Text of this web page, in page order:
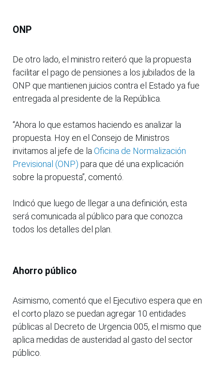
ONP
De otro lado, el ministro reiteró que la propuesta
facilitar el pago de pensiones a los jubilados de la
ONP que mantienen juicios contra el Estado ya fue
entregada al presidente de la República.
“Ahora lo que estamos haciendo es analizar la
propuesta. Hoy en el Consejo de Ministros
invitamos al jefe de la Oficina de Normalización
Previsional (ONP) para que dé una explicación
sobre la propuesta”, comentó.
Indicó que luego de llegar a una definición, esta
será comunicada al público para que conozca
todos los detalles del plan.
Ahorro público
Asimismo, comentó que el Ejecutivo espera que en
el corto plazo se puedan agregar 10 entidades
públicas al Decreto de Urgencia 005, el mismo que
aplica medidas de austeridad al gasto del sector
público.